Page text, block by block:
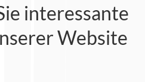
interessante
Website